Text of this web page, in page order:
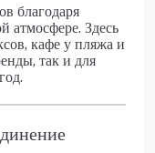
благодаря
атмосфере. Здесь
кафе у пляжа и
так и для